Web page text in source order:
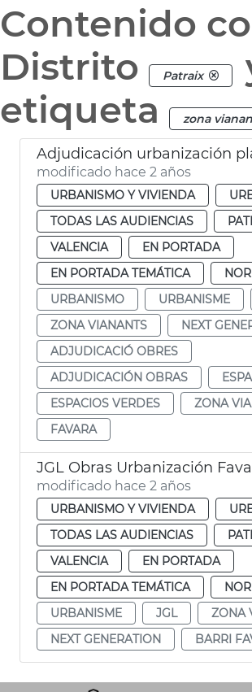
Contenido
Distrito
Patraix
etiqueta
zona
modificado hace 2 años
URBANISMO Y VIVIENDA
TODAS LAS AUDIENCIAS
VALENCIA
EN PORTADA
EN PORTADA TEMÁTICA
URBANISMO
URBANISME
ZONA VIANANTS
NEXT
ADJUDICACIÓ OBRES
ADJUDICACIÓN OBRAS
ESPACIOS VERDES
ZONA
FAVARA
JGL Obras Urbanización
modificado hace 2 años
URBANISMO Y VIVIENDA
TODAS LAS AUDIENCIAS
VALENCIA
EN PORTADA
EN PORTADA TEMÁTICA
URBANISME
JGL
ZONA
NEXT GENERATION
BARRI